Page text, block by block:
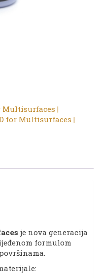
|
for Multisurfaces |
je nova generacija
formulom